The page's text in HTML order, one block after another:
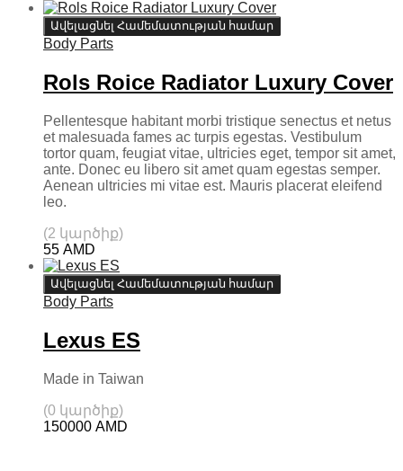
Ավելացնել Համեմատության համար
Body Parts
Rols Roice Radiator Luxury Cover
Pellentesque habitant morbi tristique senectus et netus
et malesuada fames ac turpis egestas. Vestibulum
tortor quam, feugiat vitae, ultricies eget, tempor sit amet,
ante. Donec eu libero sit amet quam egestas semper.
Aenean ultricies mi vitae est. Mauris placerat eleifend
leo.
(2 կարծիք)
55 AMD
Ավելացնել Համեմատության համար
Body Parts
Lexus ES
Made in Taiwan
(0 կարծիք)
150000 AMD